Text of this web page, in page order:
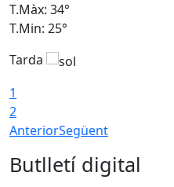
T.Màx: 34°
T.Min: 25°
Tarda
1
2
AnteriorSegüent
Butlletí digital